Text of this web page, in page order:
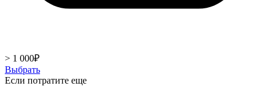
> 1 000₽
Выбрать
Если потратите еще